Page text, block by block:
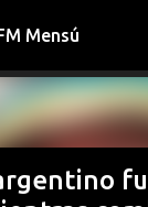
contenido
Mensú